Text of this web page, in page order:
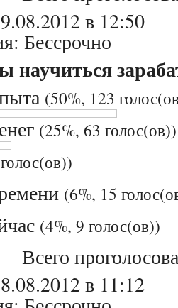
в 12:50
Бессрочно
научиться
(50%, 123
(25%, 63 голос(ов))
(6%, 15
(4%, 9 голос(ов))
Всего
в 11:12